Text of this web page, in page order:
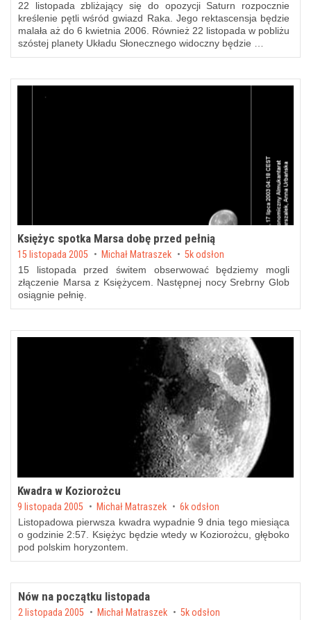
22 listopada zbliżający się do opozycji Saturn rozpocznie
kreślenie pętli wśród gwiazd Raka. Jego rektascensja będzie
malała aż do 6 kwietnia 2006. Również 22 listopada w pobliżu
szóstej planety Układu Słonecznego widoczny będzie …
Księżyc spotka Marsa dobę przed pełnią
Posted on
15 listopada 2005 by Michał Matraszek 5k odsłon
15 listopada przed świtem obserwować będziemy mogli
złączenie Marsa z Księżycem. Następnej nocy Srebrny Glob
osiągnie pełnię.
Kwadra w Koziorożcu
Posted on
9 listopada 2005 by Michał Matraszek 6k odsłon
Listopadowa pierwsza kwadra wypadnie 9 dnia tego miesiąca
o godzinie 2:57. Księżyc będzie wtedy w Koziorożcu, głęboko
pod polskim horyzontem.
Nów na początku listopada
Posted on
2 listopada 2005 by Michał Matraszek 5k odsłon